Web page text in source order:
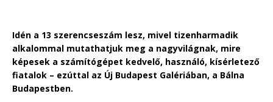
Idén a 13 szerencseszám lesz, mivel tizenharmadik
alkalommal mutathatjuk meg a nagyvilágnak, mire
képesek a számítógépet kedvelő, használó, kísérletező
fiatalok – ezúttal az Új Budapest Galériában, a Bálna
Budapestben.